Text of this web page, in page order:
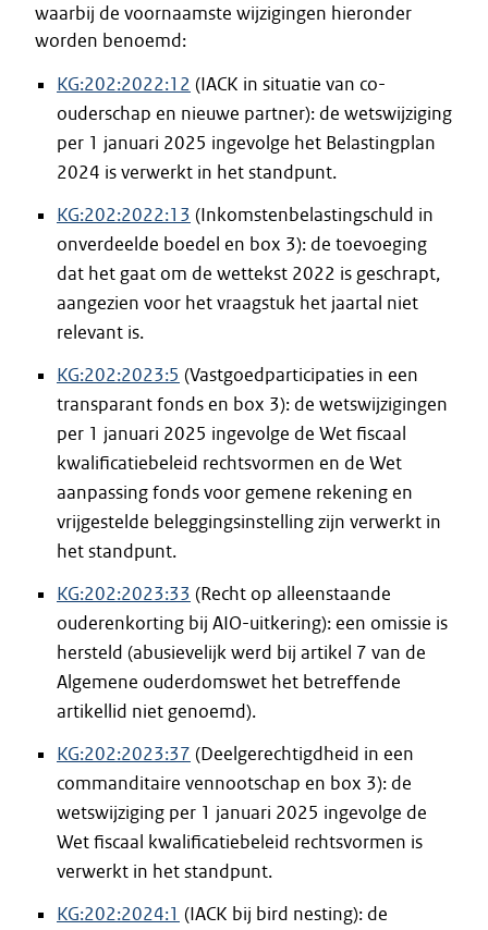
waarbij de voornaamste wijzigingen hieronder
worden benoemd:
KG:202:2022:12 (IACK in situatie van co-
ouderschap en nieuwe partner): de wetswijziging
per 1 januari 2025 ingevolge het Belastingplan
2024 is verwerkt in het standpunt.
KG:202:2022:13 (Inkomstenbelastingschuld in
onverdeelde boedel en box 3): de toevoeging
dat het gaat om de wettekst 2022 is geschrapt,
aangezien voor het vraagstuk het jaartal niet
relevant is.
KG:202:2023:5 (Vastgoedparticipaties in een
transparant fonds en box 3): de wetswijzigingen
per 1 januari 2025 ingevolge de Wet fiscaal
kwalificatiebeleid rechtsvormen en de Wet
aanpassing fonds voor gemene rekening en
vrijgestelde beleggingsinstelling zijn verwerkt in
het standpunt.
KG:202:2023:33 (Recht op alleenstaande
ouderenkorting bij AIO-uitkering): een omissie is
hersteld (abusievelijk werd bij artikel 7 van de
Algemene ouderdomswet het betreffende
artikellid niet genoemd).
KG:202:2023:37 (Deelgerechtigdheid in een
commanditaire vennootschap en box 3): de
wetswijziging per 1 januari 2025 ingevolge de
Wet fiscaal kwalificatiebeleid rechtsvormen is
verwerkt in het standpunt.
KG:202:2024:1 (IACK bij bird nesting): de